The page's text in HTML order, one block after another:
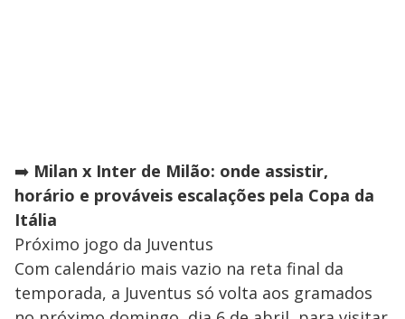
➡️ Milan x Inter de Milão: onde assistir,
horário e prováveis escalações pela Copa da
Itália
Próximo jogo da Juventus
Com calendário mais vazio na reta final da
temporada, a Juventus só volta aos gramados